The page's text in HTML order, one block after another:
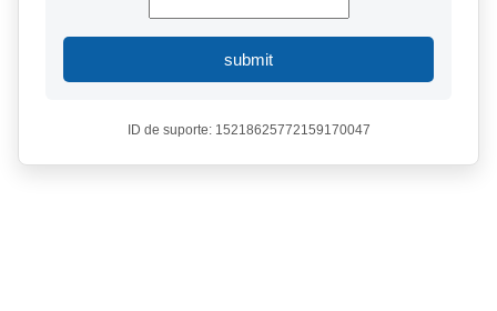
submit
ID de suporte: 15218625772159170047